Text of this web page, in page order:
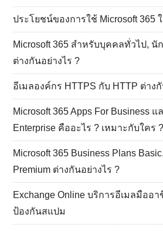
ประโยชน์ของการใช้ Microsoft 365
Microsoft 365 สำหรับบุคคลทั่วไป, นั
ต่างกันอย่างไร ?
อีเมลองค์กร HTTPS กับ HTTP ต่าง
Microsoft 365 Apps For Business แ
Enterprise คืออะไร ? เหมาะกับใคร ?
Microsoft 365 Business Plans
Premium ต่างกันอย่างไร ?
Exchange Online บริการอีเมลมืออ
ป้องกันสแปม